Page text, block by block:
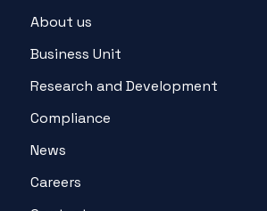
About us
Business Unit
Research and Development
Compliance
News
Careers